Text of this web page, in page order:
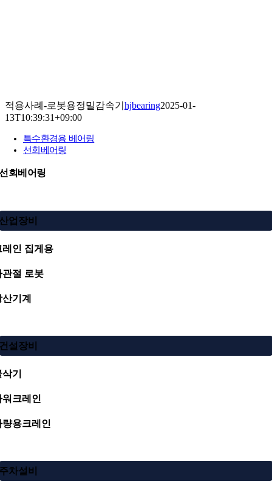
적용사례-로봇용정밀감속기 hjbearing2025-01-
13T10:39:31+09:00
특수환경용 베어링
선회베어링
회베어링
업장비
레인 집게용
관절 로봇
기계
설장비
기
워크레인
량용크레인
차설비